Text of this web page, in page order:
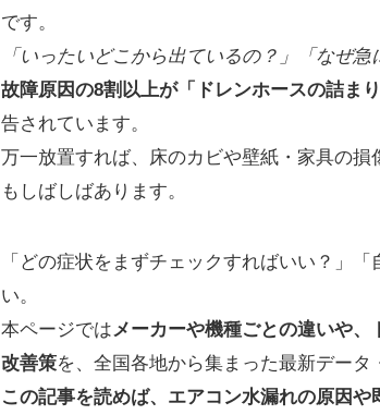
です。
「いったいどこから出ているの？」「なぜ
故障原因の8割以上が「ドレンホースの詰ま
告されています。
万一放置すれば、床のカビや壁紙・家具の
もしばしばあります。
「どの症状をまずチェックすればいい？」
い。
本ページではメーカーや機種ごとの違いや
改善策を、全国各地から集まった最新データ
この記事を読めば、エアコン水漏れの原因